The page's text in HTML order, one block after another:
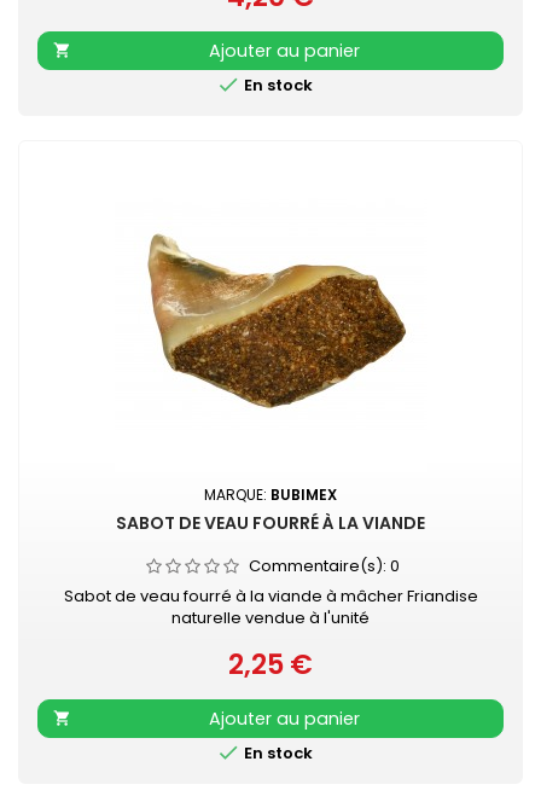

Ajouter au panier
 En stock
MARQUE: BUBIMEX
SABOT DE VEAU FOURRÉ À LA VIANDE
Commentaire(s): 0
Sabot de veau fourré à la viande à mâcher Friandise
naturelle vendue à l'unité
Prix
2,25 €

Ajouter au panier
 En stock